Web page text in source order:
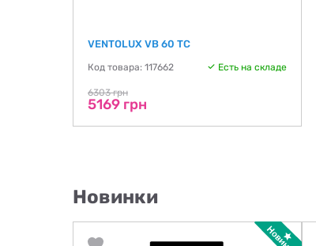
VENTOLUX VB 60 TC
Код товара: 117662 Есть на складе
6303 грн
5169 грн
Новинки